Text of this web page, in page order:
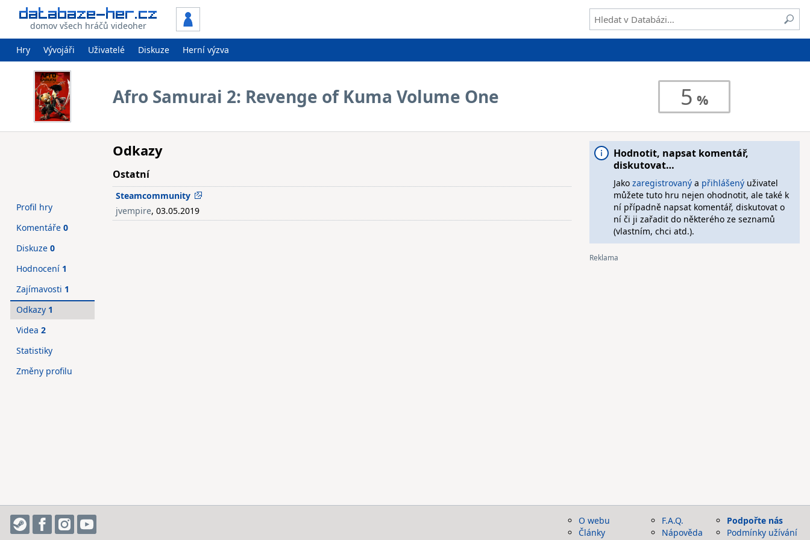
domov všech hráčů videoher
Hry Vývojáři Uživatelé Diskuze Herní výzva
Afro Samurai 2: Revenge of Kuma Volume One 5
Odkazy
Ostatní
Steamcommunity
jvempire, 03.05.2019
Profil hry
Komentáře 0
Diskuze 0
Hodnocení 1
Zajímavosti 1
Odkazy 1
Videa 2
Statistiky
Změny profilu
Hodnotit, napsat komentář,
diskutovat…
Jako zaregistrovanýa přihlášenýuživatel
můžete tuto hru nejen ohodnotit, ale také k
ní případně napsat komentář, diskutovat o
ní či ji zařadit do některého ze seznamů
(vlastním, chci atd.).
O webu
Články
F.A.Q.
Nápověda
Podpořte nás
Podmínky užívání